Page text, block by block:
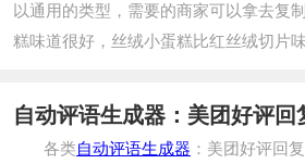
以通用的类型，需要的商家可以拿去
糕味道很好，丝绒小蛋糕比红丝绒切片
自动评语生成器：美团好评回
各类自动评语生成器 ：美团好评